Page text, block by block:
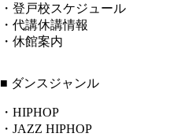
・登戸校スケジュール
・代講休講情報
・休館案内
■ ダンスジャンル
・HIPHOP
・JAZZ HIPHOP